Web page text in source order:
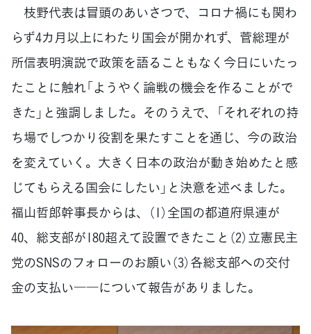
枝野代表は冒頭のあいさつで、コロナ禍にも関わ
らず4カ月以上にわたり国会が開かれず、菅総理が
所信表明演説で政策を語ることもなく今日にいたっ
たことに触れ「ようやく論戦の機会を作ることがで
きた」と強調しました。そのうえで、「それぞれの持
ち場でしつかり役割を果たすことを通じ、今の政治
を変えていく。大きく日本の政治が動き始めたと感
じてもらえる国会にしたい」と決意を述べました。
福山哲郎幹事長からは、（1）全国の都道府県連が
40、総支部が180超えて設置できたこと（2）立憲民主
党のSNSのフォローのお願い（3）各総支部への交付
金の支払い――について報告がありました。